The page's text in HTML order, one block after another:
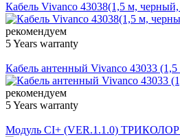
Кабель Vivanco 43038(1,5 м, черный,
рекомендуем
5 Years warranty
Кабель антенный Vivanco 43033
рекомендуем
5 Years warranty
Модуль CI+ (VER.1.1.0) ТРИКОЛОР